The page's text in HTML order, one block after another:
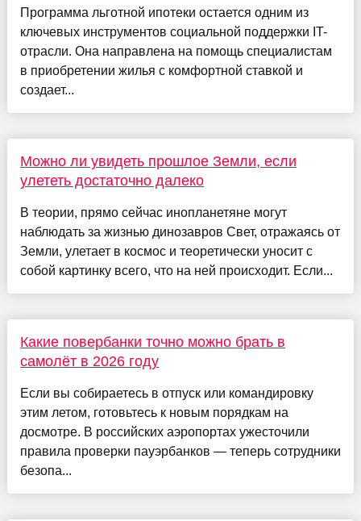
Программа льготной ипотеки остается одним из
ключевых инструментов социальной поддержки IT-
отрасли. Она направлена на помощь специалистам
в приобретении жилья с комфортной ставкой и
создает...
Можно ли увидеть прошлое Земли, если
улететь достаточно далеко
В теории, прямо сейчас инопланетяне могут
наблюдать за жизнью динозавров Свет, отражаясь от
Земли, улетает в космос и теоретически уносит с
собой картинку всего, что на ней происходит. Если...
Какие повербанки точно можно брать в
самолёт в 2026 году
Если вы собираетесь в отпуск или командировку
этим летом, готовьтесь к новым порядкам на
досмотре. В российских аэропортах ужесточили
правила проверки пауэрбанков — теперь сотрудники
безопа...